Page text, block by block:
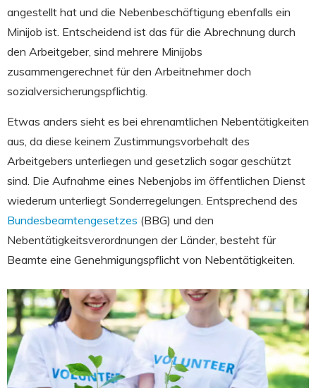
angestellt hat und die Nebenbeschäftigung ebenfalls ein
Minijob ist. Entscheidend ist das für die Abrechnung durch
den Arbeitgeber, sind mehrere Minijobs
zusammengerechnet für den Arbeitnehmer doch
sozialversicherungspflichtig.
Etwas anders sieht es bei ehrenamtlichen Nebentätigkeiten
aus, da diese keinem Zustimmungsvorbehalt des
Arbeitgebers unterliegen und gesetzlich sogar geschützt
sind. Die Aufnahme eines Nebenjobs im öffentlichen Dienst
wiederum unterliegt Sonderregelungen. Entsprechend des
Bundesbeamtengesetzes (BBG) und den
Nebentätigkeitsverordnungen der Länder, besteht für
Beamte eine Genehmigungspflicht von Nebentätigkeiten.